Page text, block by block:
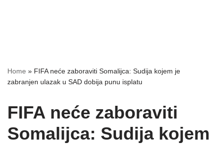
Home » FIFA neće zaboraviti Somalijca: Sudija kojem je
zabranjen ulazak u SAD dobija punu isplatu
FIFA neće zaboraviti
Somalijca: Sudija kojem